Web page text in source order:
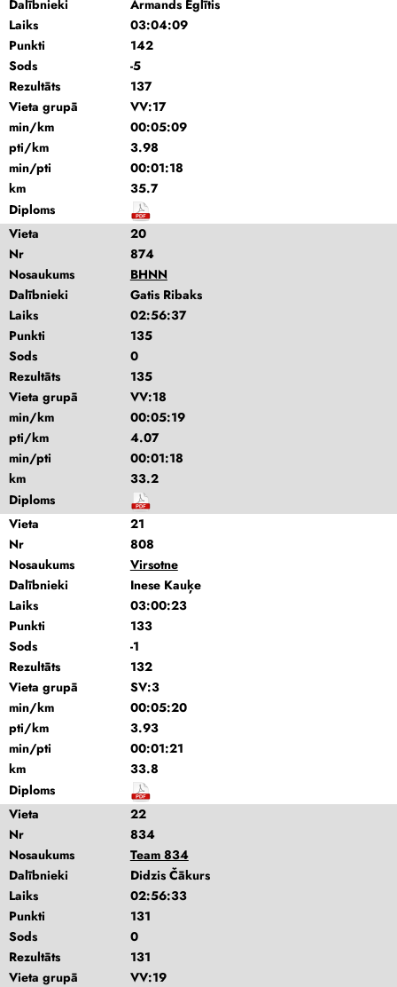
Dalībnieki
Armands Eglītis
Laiks
03:04:09
Punkti
142
Sods
-5
Rezultāts
137
Vieta grupā
VV:17
min/km
00:05:09
pti/km
3.98
min/pti
00:01:18
km
35.7
Diploms
Vieta
20
Nr
874
Nosaukums
BHNN
Dalībnieki
Gatis Ribaks
Laiks
02:56:37
Punkti
135
Sods
0
Rezultāts
135
Vieta grupā
VV:18
min/km
00:05:19
pti/km
4.07
min/pti
00:01:18
km
33.2
Diploms
Vieta
21
Nr
808
Nosaukums
Virsotne
Dalībnieki
Inese Kauķe
Laiks
03:00:23
Punkti
133
Sods
-1
Rezultāts
132
Vieta grupā
SV:3
min/km
00:05:20
pti/km
3.93
min/pti
00:01:21
km
33.8
Diploms
Vieta
22
Nr
834
Nosaukums
Team 834
Dalībnieki
Didzis Čākurs
Laiks
02:56:33
Punkti
131
Sods
0
Rezultāts
131
Vieta grupā
VV:19